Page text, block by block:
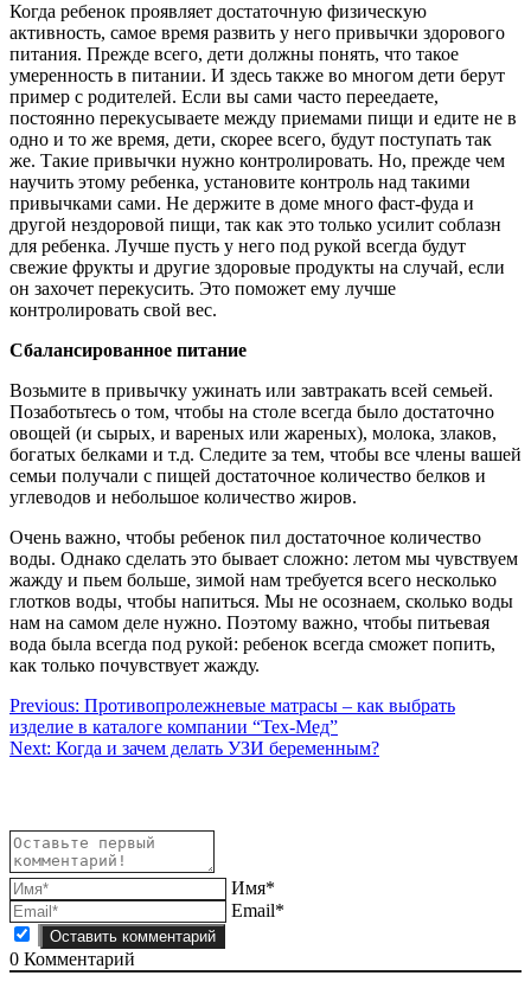
Когда ребенок проявляет достаточную физическую
активность, самое время развить у него привычки здорового
питания. Прежде всего, дети должны понять, что такое
умеренность в питании. И здесь также во многом дети берут
пример с родителей. Если вы сами часто переедаете,
постоянно перекусываете между приемами пищи и едите не в
одно и то же время, дети, скорее всего, будут поступать так
же. Такие привычки нужно контролировать. Но, прежде чем
научить этому ребенка, установите контроль над такими
привычками сами. Не держите в доме много фаст-фуда и
другой нездоровой пищи, так как это только усилит соблазн
для ребенка. Лучше пусть у него под рукой всегда будут
свежие фрукты и другие здоровые продукты на случай, если
он захочет перекусить. Это поможет ему лучше
контролировать свой вес.
Сбалансированное питание
Возьмите в привычку ужинать или завтракать всей семьей.
Позаботьтесь о том, чтобы на столе всегда было достаточно
овощей (и сырых, и вареных или жареных), молока, злаков,
богатых белками и т.д. Следите за тем, чтобы все члены вашей
семьи получали с пищей достаточное количество белков и
углеводов и небольшое количество жиров.
Очень важно, чтобы ребенок пил достаточное количество
воды. Однако сделать это бывает сложно: летом мы чувствуем
жажду и пьем больше, зимой нам требуется всего несколько
глотков воды, чтобы напиться. Мы не осознаем, сколько воды
нам на самом деле нужно. Поэтому важно, чтобы питьевая
вода была всегда под рукой: ребенок всегда сможет попить,
как только почувствует жажду.
Навигация
по
Previous: Противопролежневые матрасы – как выбрать
изделие в каталоге компании “Тех-Мед”
Next: Когда и зачем делать УЗИ беременным?
Имя*
Email*
0 Комментарий